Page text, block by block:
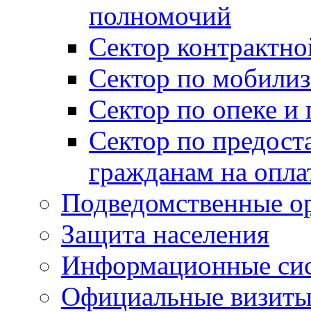
полномочий
Сектор
Сектор по
Сектор по опеке и
Сектор по
гражданам на
Подведомственные
Защита населения
Информационные
Официальные